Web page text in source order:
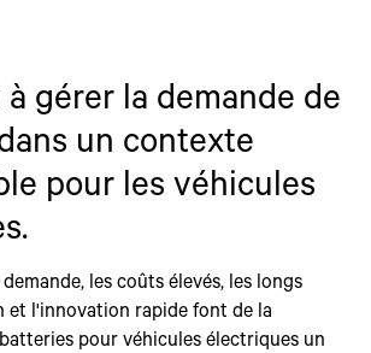
gérer la demande de
un contexte
pour les véhicules
les coûts élevés, les longs
et l'innovation rapide font de la
pour véhicules électriques un